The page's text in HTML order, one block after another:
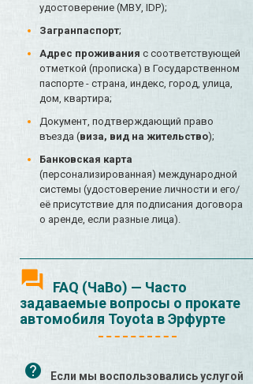
удостоверение (МВУ, IDP);
Загранпаспорт;
Адрес проживания с соответствующей
отметкой (прописка) в Государственном
паспорте - страна, индекс, город, улица,
дом, квартира;
Документ, подтверждающий право
въезда (виза, вид на жительство);
Банковская карта
(персонализированная) международной
системы (удостоверение личности и его/
её присутствие для подписания договора
о аренде, если разные лица).
FAQ (ЧаВо) — Часто
задаваемые вопросы о прокате
автомобиля Toyota в Эрфурте
Если мы воспользовались услугой